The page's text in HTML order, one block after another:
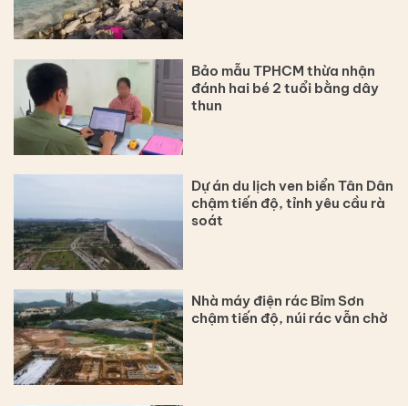
Bảo mẫu TPHCM thừa nhận
đánh hai bé 2 tuổi bằng dây
thun
Dự án du lịch ven biển Tân Dân
chậm tiến độ, tỉnh yêu cầu rà
soát
Nhà máy điện rác Bỉm Sơn
chậm tiến độ, núi rác vẫn chờ